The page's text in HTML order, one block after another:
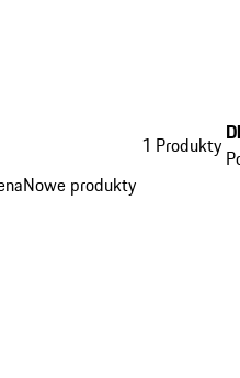
Nowe produkty
1 Produkty